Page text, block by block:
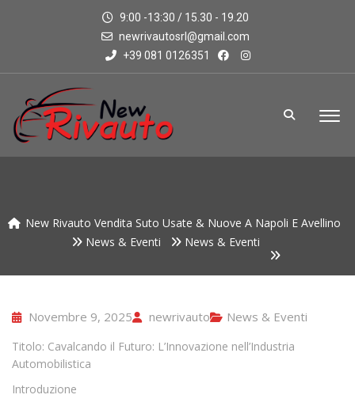
9:00 -13:30 / 15.30 - 19.20
newrivautosrl@gmail.com
+39 081 0126351
New Rivauto Vendita Suto Usate & Nuove A Napoli E Avellino
News & Eventi
News & Eventi
Novembre 9, 2025 newrivauto News & Eventi
Titolo: Cavalcando il Futuro: L’Innovazione nell’Industria
Automobilistica
Introduzione